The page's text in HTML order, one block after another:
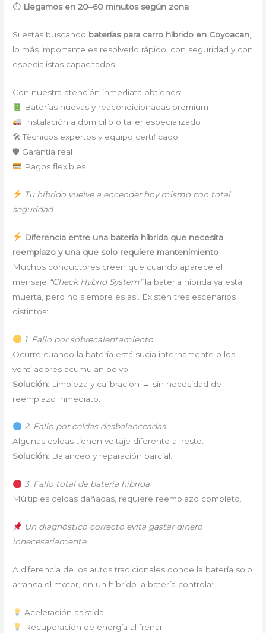
⏱ Llegamos en 20–60 minutos según zona
Si estás buscando baterías para carro híbrido en Coyoacan
lo más importante es resolverlo rápido, con seguridad y con
especialistas capacitados.
Con nuestra atención inmediata obtienes:
Baterías nuevas y reacondicionadas premium
Instalación a domicilio o taller especializado
🛠 Técnicos expertos y equipo certificado
🛡 Garantía real
Pagos flexibles
Tu híbrido vuelve a encender hoy mismo con total
seguridad
Diferencia entre una batería híbrida que necesita
reemplazo y una que solo requiere mantenimiento
Muchos conductores creen que cuando aparece el
mensaje “Check Hybrid System”la batería híbrida ya está
muerta, pero no siempre es así. Existen tres escenarios
distintos:
1. Fallo por sobrecalentamiento
Ocurre cuando la batería está sucia internamente o los
ventiladores acumulan polvo.
Solución: Limpieza y calibración → sin necesidad de
reemplazo inmediato.
2. Fallo por celdas desbalanceadas
Algunas celdas tienen voltaje diferente al resto.
Solución: Balanceo y reparación parcial.
3. Fallo total de batería híbrida
Múltiples celdas dañadas, requiere reemplazo completo.
Un diagnóstico correcto evita gastar dinero
innecesariamente.
A diferencia de los autos tradicionales donde la batería solo
arranca el motor, en un híbrido la batería controla:
Aceleración asistida
Recuperación de energía al frenar